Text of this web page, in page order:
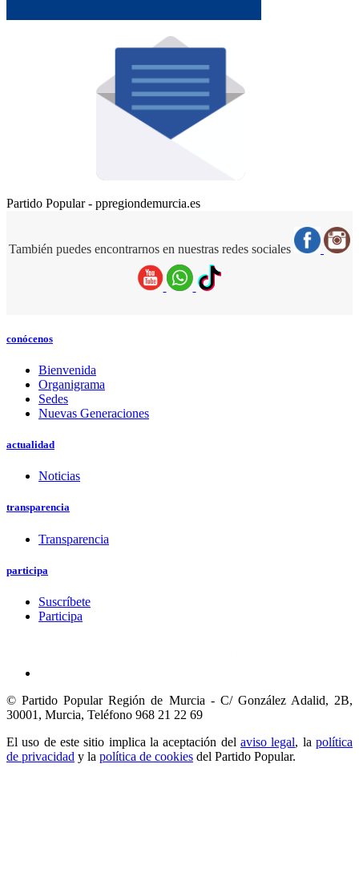
Partido Popular - ppregiondemurcia.es
También puedes encontrarnos en nuestras redes sociales
conócenos
Bienvenida
Organigrama
Sedes
Nuevas Generaciones
actualidad
Noticias
transparencia
Transparencia
participa
Suscríbete
Participa
© Partido Popular Región de Murcia - C/ González Adalid, 2B,
30001, Murcia, Teléfono 968 21 22 69
El uso de este sitio implica la aceptación del aviso legal, lapolítica
de privacidad y la política de cookies del Partido Popular.